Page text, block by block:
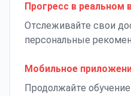
Прогресс в реальном
Отслеживайте свои
персональные
Мобильное
Продолжайте